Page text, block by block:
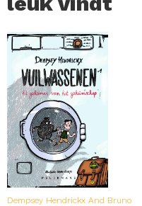
Dempsey Hendrickx And Bruno